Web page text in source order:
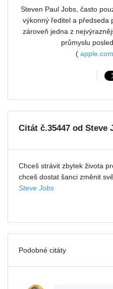
Steven Paul Jobs, často
výkonný ředitel a předseda
zároveň jedna z
průmyslu
(
Citát č.35447 od Steve
Chceš strávit zbytek života
chceš dostat šanci změnit
Steve Jobs
Podobné citáty